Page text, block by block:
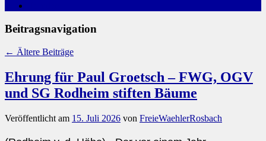
Beitragsnavigation
← Ältere Beiträge
Ehrung für Paul Groetsch – FWG, OGV
und SG Rodheim stiften Bäume
Veröffentlicht am 15. Juli 2026 von FreieWaehlerRosbach